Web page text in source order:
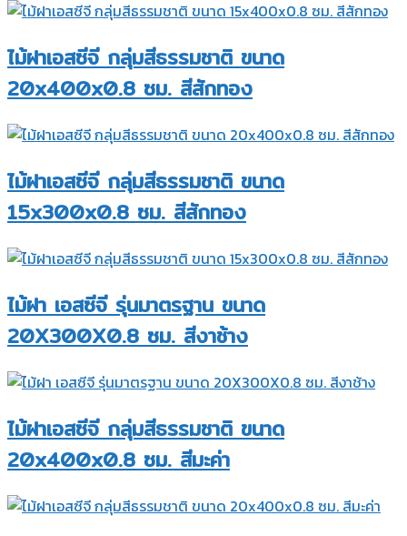
ไม้ฝาเอสซีจี กลุ่มสีธรรมชาติ ขนาด
20x400x0.8 ซม. สีสักทอง
ไม้ฝาเอสซีจี กลุ่มสีธรรมชาติ ขนาด
15x300x0.8 ซม. สีสักทอง
ไม้ฝา เอสซีจี รุ่นมาตรฐาน ขนาด
20X300X0.8 ซม. สีงาช้าง
ไม้ฝาเอสซีจี กลุ่มสีธรรมชาติ ขนาด
20x400x0.8 ซม. สีมะค่า